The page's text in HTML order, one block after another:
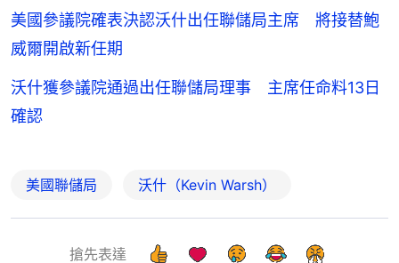
美國參議院確表決認沃什出任聯儲局主席 將接替鮑
威爾開啟新任期
沃什獲參議院通過出任聯儲局理事 主席任命料13日
確認
美國聯儲局 沃什（Kevin Warsh）
搶先表達